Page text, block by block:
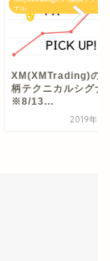
ナル
XM(XMTrading)の
柄テクニカルシグ
※8/13...
2019年8